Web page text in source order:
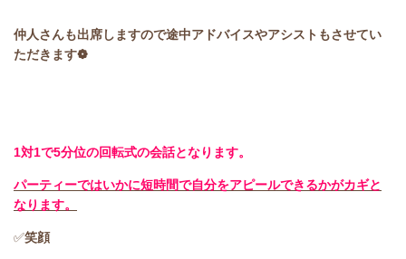
仲人さんも出席しますので途中アドバイスやアシストもさせてい
ただきます❁
1対1で5分位の回転式の会話となります。
パーティーではいかに短時間で自分をアピールできるかがカギと
なります。
✅笑顔